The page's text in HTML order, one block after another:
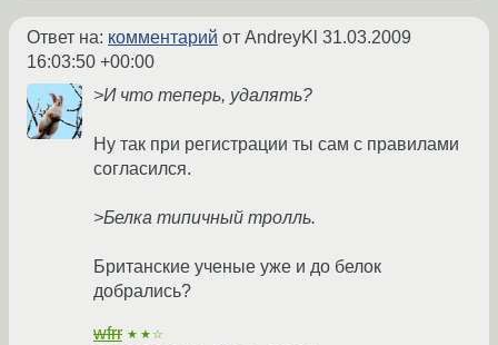
Ответ на: комментарий от AndreyKl 31.03.2009
16:03:50 +00:00
>И что теперь, удалять?
Ну так при регистрации ты сам с правилами
согласился.
>Белка типичный тролль.
Британские ученые уже и до белок
добрались?
wfrr ★★☆